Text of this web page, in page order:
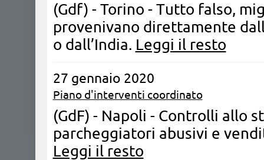
(Gdf) - Torino - Tutto falso,
provenivano direttamente
o dall’India. Leggi il resto
27 gennaio 2020
Piano d'interventi coordinato
(GdF) - Napoli - Controlli allo
parcheggiatori abusivi e
Leggi il resto